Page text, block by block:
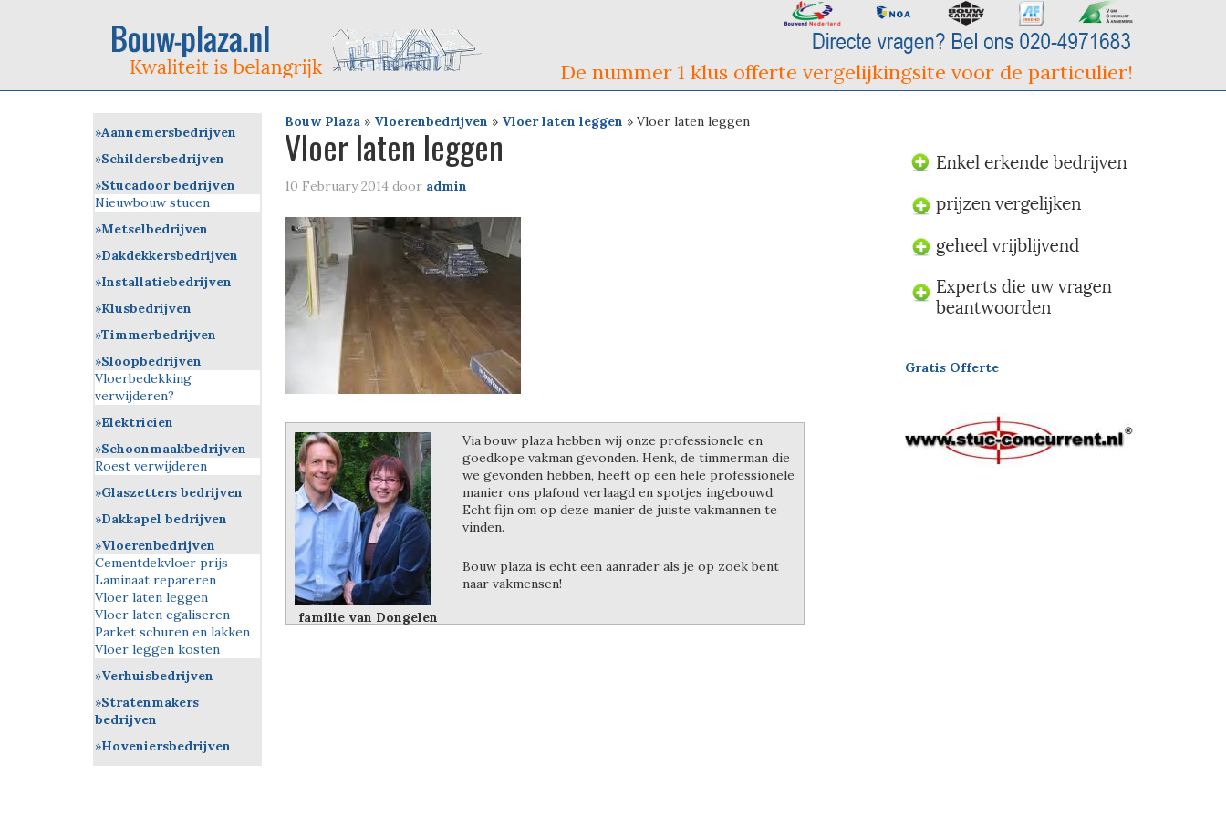
De nummer 1 klus offerte vergelijkingsite voor de particulier!
Bouw Plaza » Vloerenbedrijven » Vloer laten leggen » Vloer laten leggen
Vloer laten leggen
10 February 2014 door admin
familie van Dongelen
Via bouw plaza hebben wij onze professionele en
goedkope vakman gevonden. Henk, de timmerman die
we gevonden hebben, heeft op een hele professionele
manier ons plafond verlaagd en spotjes ingebouwd.
Echt fijn om op deze manier de juiste vakmannen te
vinden.
Bouw plaza is echt een aanrader als je op zoek bent
naar vakmensen!
Gratis Offerte
Aannemersbedrijven
Schildersbedrijven
Stucadoor bedrijven
Nieuwbouw stucen
Metselbedrijven
Dakdekkersbedrijven
Installatiebedrijven
Klusbedrijven
Timmerbedrijven
Sloopbedrijven
Vloerbedekking
verwijderen?
Elektricien
Schoonmaakbedrijven
Roest verwijderen
Glaszetters bedrijven
Dakkapel bedrijven
Vloerenbedrijven
Cementdekvloer prijs
Laminaat repareren
Vloer laten leggen
Vloer laten egaliseren
Parket schuren en lakken
Vloer leggen kosten
Verhuisbedrijven
Stratenmakers
bedrijven
Hoveniersbedrijven